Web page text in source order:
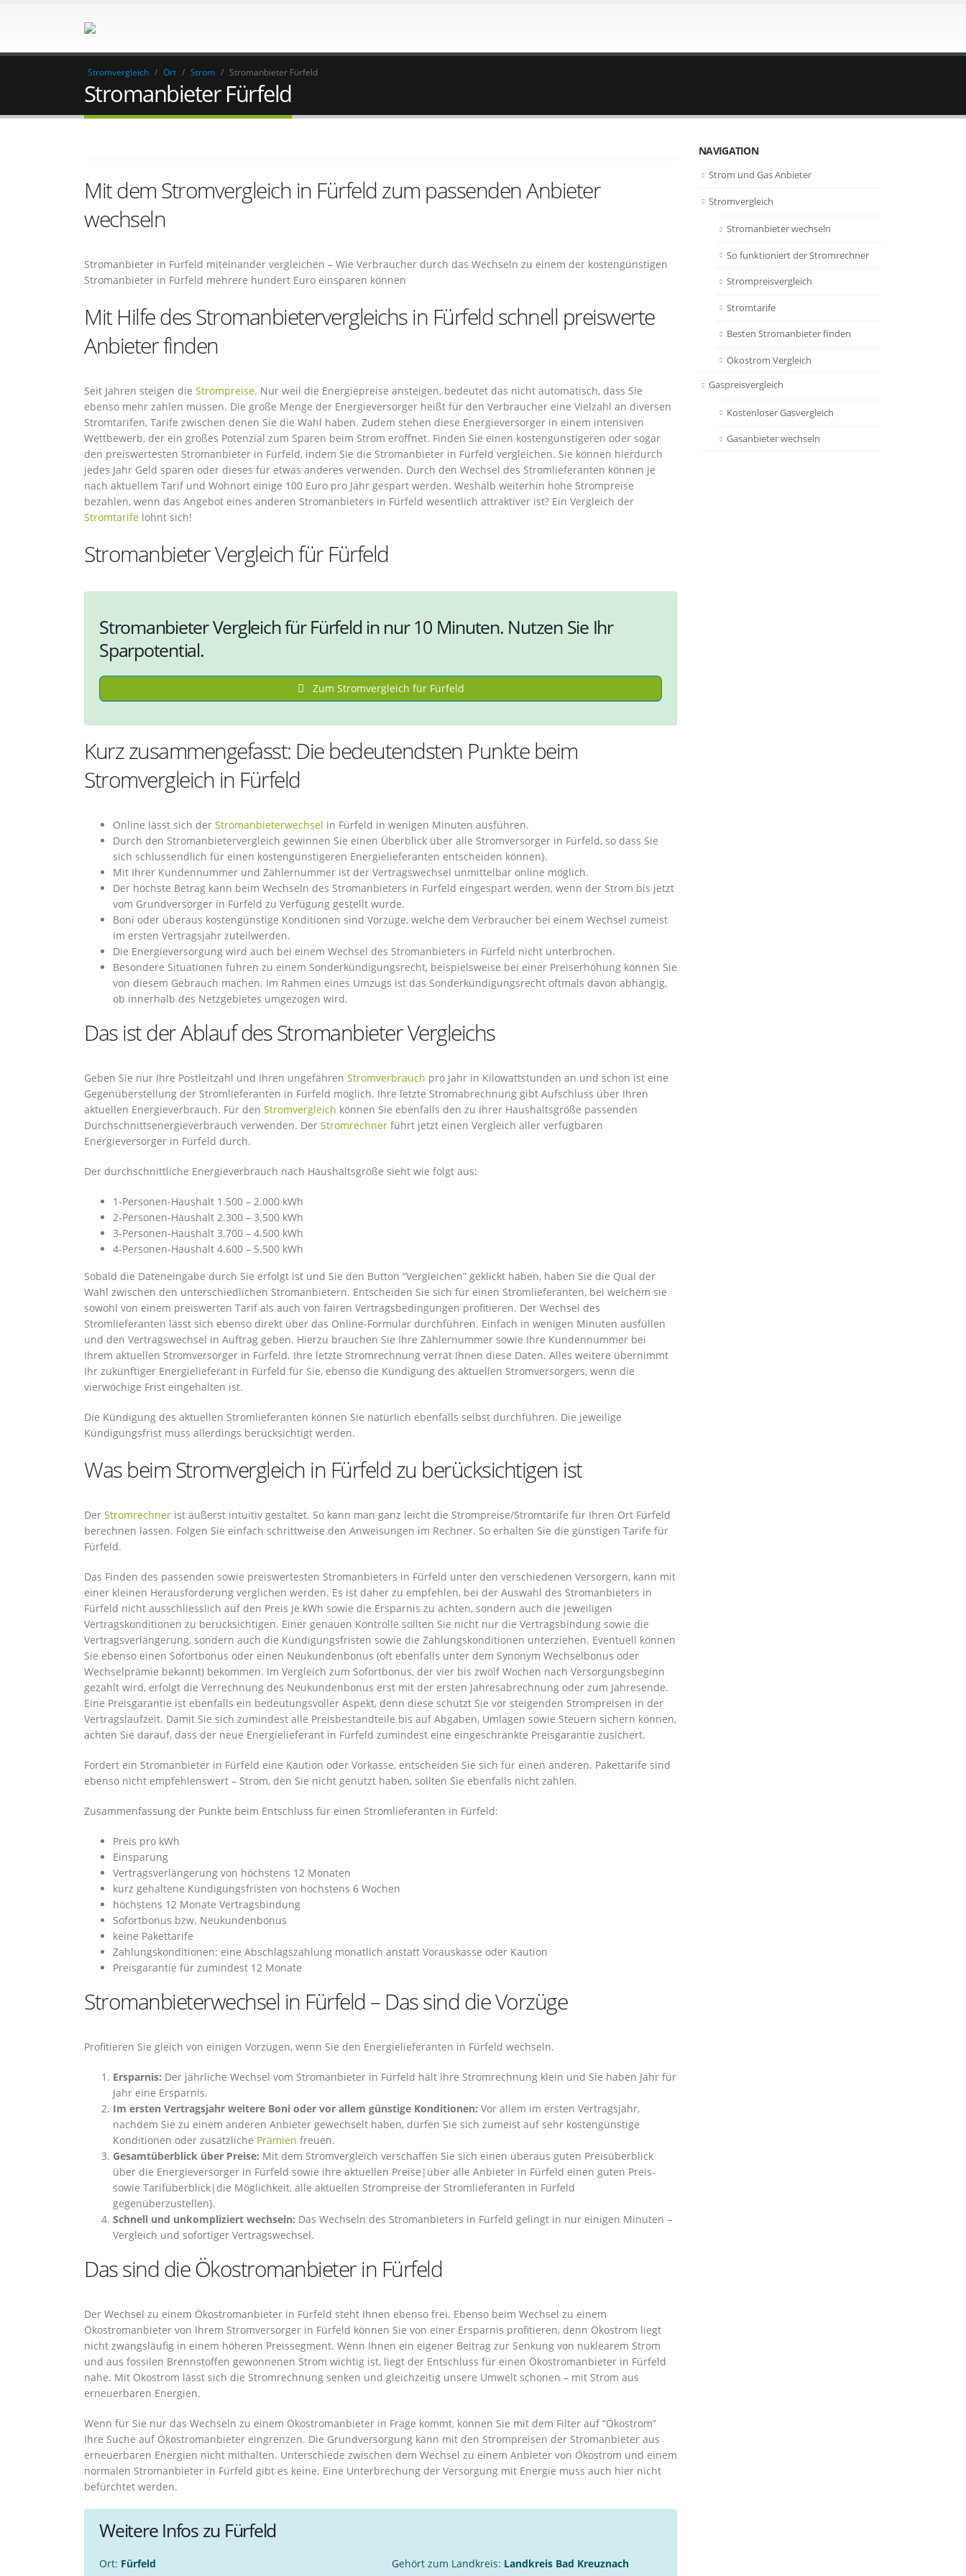
Stromvergleich / Ort / Strom / Stromanbieter Fürfeld
Stromanbieter Fürfeld
Mit dem Stromvergleich in Fürfeld zum passenden Anbieter
wechseln
Stromanbieter in Fürfeld miteinander vergleichen – Wie Verbraucher durch das Wechseln zu einem der kostengünstigen
Stromanbieter in Fürfeld mehrere hundert Euro einsparen können
Mit Hilfe des Stromanbietervergleichs in Fürfeld schnell preiswerte
Anbieter finden
Seit Jahren steigen die Strompreise. Nur weil die Energiepreise ansteigen, bedeutet das nicht automatisch, dass Sie
ebenso mehr zahlen müssen. Die große Menge der Energieversorger heißt für den Verbraucher eine Vielzahl an diversen
Stromtarifen, Tarife zwischen denen Sie die Wahl haben. Zudem stehen diese Energieversorger in einem intensiven
Wettbewerb, der ein großes Potenzial zum Sparen beim Strom eröffnet. Finden Sie einen kostengünstigeren oder sogar
den preiswertesten Stromanbieter in Fürfeld, indem Sie die Stromanbieter in Fürfeld vergleichen. Sie können hierdurch
jedes Jahr Geld sparen oder dieses für etwas anderes verwenden. Durch den Wechsel des Stromlieferanten können je
nach aktuellem Tarif und Wohnort einige 100 Euro pro Jahr gespart werden. Weshalb weiterhin hohe Strompreise
bezahlen, wenn das Angebot eines anderen Stromanbieters in Fürfeld wesentlich attraktiver ist? Ein Vergleich der
Stromtarife lohnt sich!
Stromanbieter Vergleich für Fürfeld
Stromanbieter Vergleich für Fürfeld in nur 10 Minuten. Nutzen Sie Ihr
Sparpotential.
Zum Stromvergleich für Fürfeld
Kurz zusammengefasst: Die bedeutendsten Punkte beim
Stromvergleich in Fürfeld
Online lässt sich der Stromanbieterwechsel in Fürfeld in wenigen Minuten ausführen.
Durch den Stromanbietervergleich gewinnen Sie einen Überblick über alle Stromversorger in Fürfeld, so dass Sie
sich schlussendlich für einen kostengünstigeren Energielieferanten entscheiden können}.
Mit Ihrer Kundennummer und Zählernummer ist der Vertragswechsel unmittelbar online möglich.
Der höchste Betrag kann beim Wechseln des Stromanbieters in Fürfeld eingespart werden, wenn der Strom bis jetzt
vom Grundversorger in Fürfeld zu Verfügung gestellt wurde.
Boni oder überaus kostengünstige Konditionen sind Vorzüge, welche dem Verbraucher bei einem Wechsel zumeist
im ersten Vertragsjahr zuteilwerden.
Die Energieversorgung wird auch bei einem Wechsel des Stromanbieters in Fürfeld nicht unterbrochen.
Besondere Situationen führen zu einem Sonderkündigungsrecht, beispielsweise bei einer Preiserhöhung können Sie
von diesem Gebrauch machen. Im Rahmen eines Umzugs ist das Sonderkündigungsrecht oftmals davon abhängig,
ob innerhalb des Netzgebietes umgezogen wird.
Das ist der Ablauf des Stromanbieter Vergleichs
Geben Sie nur Ihre Postleitzahl und Ihren ungefähren Stromverbrauch pro Jahr in Kilowattstunden an und schon ist eine
Gegenüberstellung der Stromlieferanten in Fürfeld möglich. Ihre letzte Stromabrechnung gibt Aufschluss über Ihren
aktuellen Energieverbrauch. Für den Stromvergleich können Sie ebenfalls den zu Ihrer Haushaltsgröße passenden
Durchschnittsenergieverbrauch verwenden. Der Stromrechner führt jetzt einen Vergleich aller verfügbaren
Energieversorger in Fürfeld durch.
Der durchschnittliche Energieverbrauch nach Haushaltsgröße sieht wie folgt aus:
1-Personen-Haushalt 1.500 – 2.000 kWh
2-Personen-Haushalt 2.300 – 3.500 kWh
3-Personen-Haushalt 3.700 – 4.500 kWh
4-Personen-Haushalt 4.600 – 5.500 kWh
Sobald die Dateneingabe durch Sie erfolgt ist und Sie den Button “Vergleichen” geklickt haben, haben Sie die Qual der
Wahl zwischen den unterschiedlichen Stromanbietern. Entscheiden Sie sich für einen Stromlieferanten, bei welchem sie
sowohl von einem preiswerten Tarif als auch von fairen Vertragsbedingungen profitieren. Der Wechsel des
Stromlieferanten lässt sich ebenso direkt über das Online-Formular durchführen. Einfach in wenigen Minuten ausfüllen
und den Vertragswechsel in Auftrag geben. Hierzu brauchen Sie Ihre Zählernummer sowie Ihre Kundennummer bei
Ihrem aktuellen Stromversorger in Fürfeld. Ihre letzte Stromrechnung verrät Ihnen diese Daten. Alles weitere übernimmt
Ihr zukünftiger Energielieferant in Fürfeld für Sie, ebenso die Kündigung des aktuellen Stromversorgers, wenn die
vierwöchige Frist eingehalten ist.
Die Kündigung des aktuellen Stromlieferanten können Sie natürlich ebenfalls selbst durchführen. Die jeweilige
Kündigungsfrist muss allerdings berücksichtigt werden.
Was beim Stromvergleich in Fürfeld zu berücksichtigen ist
Der Stromrechner ist äußerst intuitiv gestaltet. So kann man ganz leicht die Strompreise/Stromtarife für Ihren Ort Fürfeld
berechnen lassen. Folgen Sie einfach schrittweise den Anweisungen im Rechner. So erhalten Sie die günstigen Tarife für
Fürfeld.
Das Finden des passenden sowie preiswertesten Stromanbieters in Fürfeld unter den verschiedenen Versorgern, kann mit
einer kleinen Herausforderung verglichen werden. Es ist daher zu empfehlen, bei der Auswahl des Stromanbieters in
Fürfeld nicht ausschliesslich auf den Preis je kWh sowie die Ersparnis zu achten, sondern auch die jeweiligen
Vertragskonditionen zu berücksichtigen. Einer genauen Kontrolle sollten Sie nicht nur die Vertragsbindung sowie die
Vertragsverlängerung, sondern auch die Kündigungsfristen sowie die Zahlungskonditionen unterziehen. Eventuell können
Sie ebenso einen Sofortbonus oder einen Neukundenbonus (oft ebenfalls unter dem Synonym Wechselbonus oder
Wechselprämie bekannt) bekommen. Im Vergleich zum Sofortbonus, der vier bis zwölf Wochen nach Versorgungsbeginn
gezahlt wird, erfolgt die Verrechnung des Neukundenbonus erst mit der ersten Jahresabrechnung oder zum Jahresende.
Eine Preisgarantie ist ebenfalls ein bedeutungsvoller Aspekt, denn diese schützt Sie vor steigenden Strompreisen in der
Vertragslaufzeit. Damit Sie sich zumindest alle Preisbestandteile bis auf Abgaben, Umlagen sowie Steuern sichern können,
achten Sie darauf, dass der neue Energielieferant in Fürfeld zumindest eine eingeschränkte Preisgarantie zusichert.
Fordert ein Stromanbieter in Fürfeld eine Kaution oder Vorkasse, entscheiden Sie sich für einen anderen. Pakettarife sind
ebenso nicht empfehlenswert – Strom, den Sie nicht genutzt haben, sollten Sie ebenfalls nicht zahlen.
Zusammenfassung der Punkte beim Entschluss für einen Stromlieferanten in Fürfeld:
Preis pro kWh
Einsparung
Vertragsverlängerung von höchstens 12 Monaten
kurz gehaltene Kündigungsfristen von höchstens 6 Wochen
höchstens 12 Monate Vertragsbindung
Sofortbonus bzw. Neukundenbonus
keine Pakettarife
Zahlungskonditionen: eine Abschlagszahlung monatlich anstatt Vorauskasse oder Kaution
Preisgarantie für zumindest 12 Monate
Stromanbieterwechsel in Fürfeld – Das sind die Vorzüge
Profitieren Sie gleich von einigen Vorzügen, wenn Sie den Energielieferanten in Fürfeld wechseln.
Ersparnis: Der jährliche Wechsel vom Stromanbieter in Fürfeld hält Ihre Stromrechnung klein und Sie haben Jahr für
Jahr eine Ersparnis.
Im ersten Vertragsjahr weitere Boni oder vor allem günstige Konditionen: Vor allem im ersten Vertragsjahr,
nachdem Sie zu einem anderen Anbieter gewechselt haben, dürfen Sie sich zumeist auf sehr kostengünstige
Konditionen oder zusätzliche Prämien freuen.
Gesamtüberblick über Preise: Mit dem Stromvergleich verschaffen Sie sich einen überaus guten Preisüberblick
über die Energieversorger in Fürfeld sowie ihre aktuellen Preise|über alle Anbieter in Fürfeld einen guten Preis-
sowie Tarifüberblick|die Möglichkeit, alle aktuellen Strompreise der Stromlieferanten in Fürfeld
gegenüberzustellen}.
Schnell und unkompliziert wechseln: Das Wechseln des Stromanbieters in Fürfeld gelingt in nur einigen Minuten –
Vergleich und sofortiger Vertragswechsel.
Das sind die Ökostromanbieter in Fürfeld
Der Wechsel zu einem Ökostromanbieter in Fürfeld steht Ihnen ebenso frei. Ebenso beim Wechsel zu einem
Ökostromanbieter von Ihrem Stromversorger in Fürfeld können Sie von einer Ersparnis profitieren, denn Ökostrom liegt
nicht zwangsläufig in einem höheren Preissegment. Wenn Ihnen ein eigener Beitrag zur Senkung von nuklearem Strom
und aus fossilen Brennstoffen gewonnenen Strom wichtig ist, liegt der Entschluss für einen Ökostromanbieter in Fürfeld
nahe. Mit Ökostrom lässt sich die Stromrechnung senken und gleichzeitig unsere Umwelt schonen – mit Strom aus
erneuerbaren Energien.
Wenn für Sie nur das Wechseln zu einem Ökostromanbieter in Frage kommt, können Sie mit dem Filter auf “Ökostrom”
Ihre Suche auf Ökostromanbieter eingrenzen. Die Grundversorgung kann mit den Strompreisen der Stromanbieter aus
erneuerbaren Energien nicht mithalten. Unterschiede zwischen dem Wechsel zu einem Anbieter von Ökostrom und einem
normalen Stromanbieter in Fürfeld gibt es keine. Eine Unterbrechung der Versorgung mit Energie muss auch hier nicht
befürchtet werden.
Weitere Infos zu Fürfeld
Ort: Fürfeld Gehört zum Landkreis: Landkreis Bad Kreuznach
NAVIGATION
Strom und Gas Anbieter
Stromvergleich
Stromanbieter wechseln
So funktioniert der Stromrechner
Strompreisvergleich
Stromtarife
Besten Stromanbieter finden
Ökostrom Vergleich
Gaspreisvergleich
Kostenloser Gasvergleich
Gasanbieter wechseln